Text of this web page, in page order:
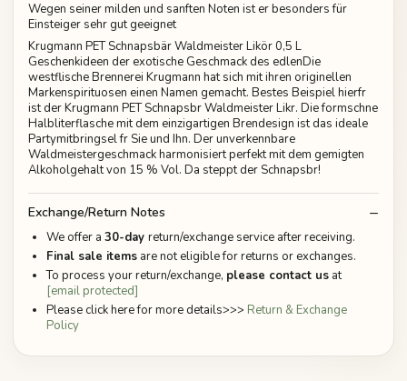
Wegen seiner milden und sanften Noten ist er besonders für
Einsteiger sehr gut geeignet
Krugmann PET Schnapsbär Waldmeister Likör 0,5 L
Geschenkideen der exotische Geschmack des edlenDie
westflische Brennerei Krugmann hat sich mit ihren originellen
Markenspirituosen einen Namen gemacht. Bestes Beispiel hierfr
ist der Krugmann PET Schnapsbr Waldmeister Likr. Die formschne
Halbliterflasche mit dem einzigartigen Brendesign ist das ideale
Partymitbringsel fr Sie und Ihn. Der unverkennbare
Waldmeistergeschmack harmonisiert perfekt mit dem gemigten
Alkoholgehalt von 15 % Vol. Da steppt der Schnapsbr!
Exchange/Return Notes
We offer a 30-day return/exchange service after receiving.
Final sale items are not eligible for returns or exchanges.
To process your return/exchange, please contact us at
[email protected]
Please click here for more details>>> Return & Exchange
Policy